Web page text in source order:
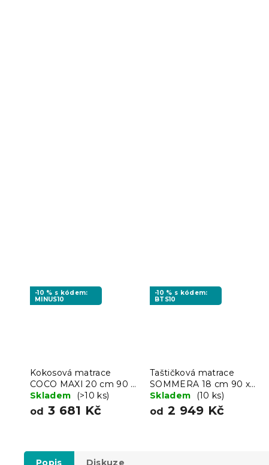
-10 % s kódem:
MINUS10
Kokosová matrace
COCO MAXI 20 cm 90 x
200 cm
Skladem (>10 ks)
od 3 681 Kč
-10 % s kódem:
BTS10
Taštičková matrace
SOMMERA 18 cm 90 x
200 cm
Skladem (10 ks)
od 2 949 Kč
Popis Diskuze